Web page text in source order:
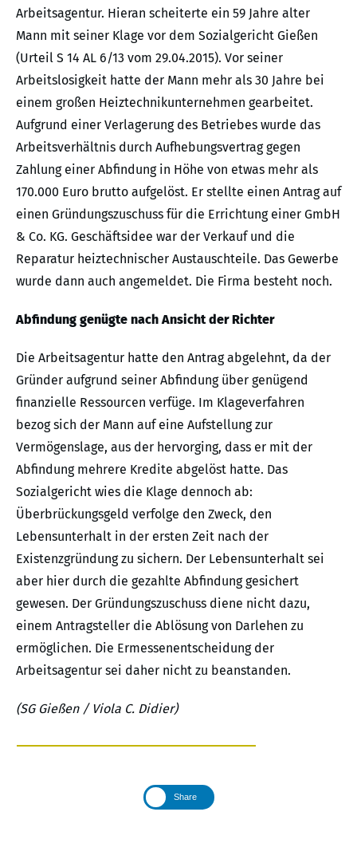
Arbeitsagentur. Hieran scheiterte ein 59 Jahre alter
Mann mit seiner Klage vor dem Sozialgericht Gießen
(Urteil S 14 AL 6/13 vom 29.04.2015). Vor seiner
Arbeitslosigkeit hatte der Mann mehr als 30 Jahre bei
einem großen Heiztechnikunternehmen gearbeitet.
Aufgrund einer Verlagerung des Betriebes wurde das
Arbeitsverhältnis durch Aufhebungsvertrag gegen
Zahlung einer Abfindung in Höhe von etwas mehr als
170.000 Euro brutto aufgelöst. Er stellte einen Antrag auf
einen Gründungszuschuss für die Errichtung einer GmbH
& Co. KG. Geschäftsidee war der Verkauf und die
Reparatur heiztechnischer Austauschteile. Das Gewerbe
wurde dann auch angemeldet. Die Firma besteht noch.
Abfindung genügte nach Ansicht der Richter
Die Arbeitsagentur hatte den Antrag abgelehnt, da der
Gründer aufgrund seiner Abfindung über genügend
finanzielle Ressourcen verfüge. Im Klageverfahren
bezog sich der Mann auf eine Aufstellung zur
Vermögenslage, aus der hervorging, dass er mit der
Abfindung mehrere Kredite abgelöst hatte. Das
Sozialgericht wies die Klage dennoch ab:
Überbrückungsgeld verfolge den Zweck, den
Lebensunterhalt in der ersten Zeit nach der
Existenzgründung zu sichern. Der Lebensunterhalt sei
aber hier durch die gezahlte Abfindung gesichert
gewesen. Der Gründungszuschuss diene nicht dazu,
einem Antragsteller die Ablösung von Darlehen zu
ermöglichen. Die Ermessenentscheidung der
Arbeitsagentur sei daher nicht zu beanstanden.
(SG Gießen / Viola C. Didier)
Share